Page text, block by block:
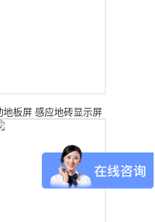
板屏 感应地砖显示屏